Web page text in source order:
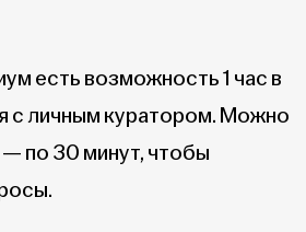
есть возможность 1 час в
с личным куратором. Можно
по 30 минут, чтобы